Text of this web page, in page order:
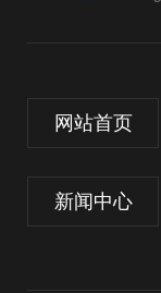
网站首页
新闻中心